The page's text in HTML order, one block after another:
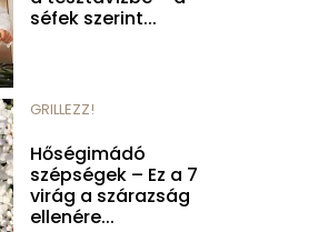
séfek szerint...
GRILLEZZ!
Hőségimádó
szépségek – Ez a 7
virág a szárazság
ellenére...